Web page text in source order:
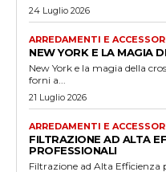
24 Luglio 2026
ARREDAMENTI E
NEW YORK E LA MAGIA
New York e la magia della
forni a...
21 Luglio 2026
ARREDAMENTI E
FILTRAZIONE AD ALTA
PROFESSIONALI
Filtrazione ad Alta Efficienza